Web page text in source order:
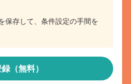
保存して、条件設定の手間を
（無料）